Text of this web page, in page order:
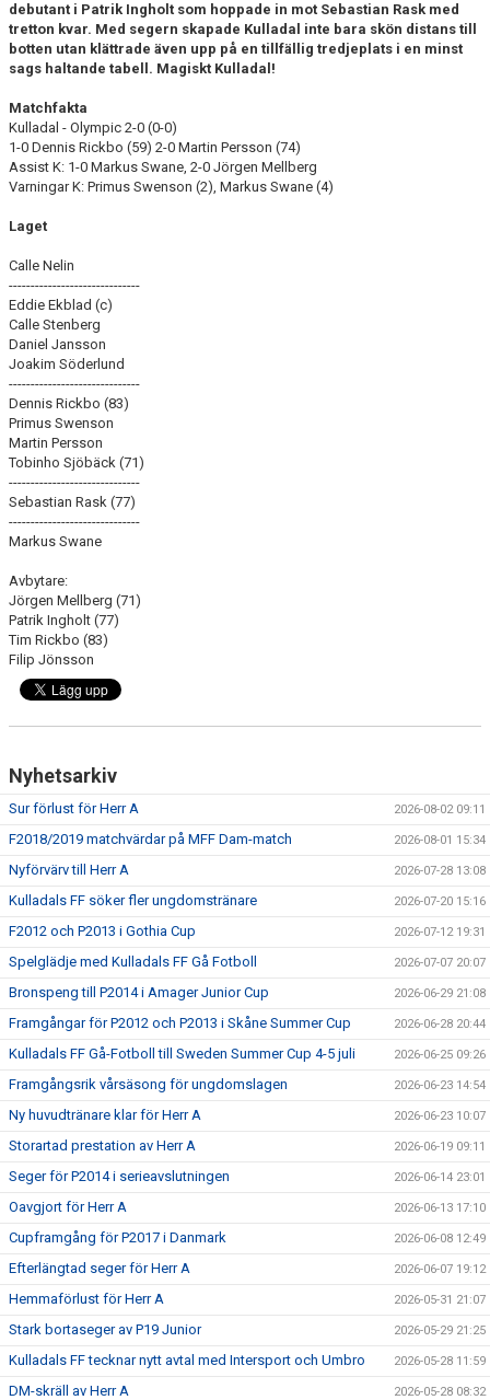
debutant i Patrik Ingholt som hoppade in mot Sebastian Rask med
tretton kvar. Med segern skapade Kulladal inte bara skön distans till
botten utan klättrade även upp på en tillfällig tredjeplats i en minst
sags haltande tabell. Magiskt Kulladal!
Matchfakta
Kulladal - Olympic 2-0 (0-0)
1-0 Dennis Rickbo (59) 2-0 Martin Persson (74)
Assist K: 1-0 Markus Swane, 2-0 Jörgen Mellberg
Varningar K: Primus Swenson (2), Markus Swane (4)
Laget
Calle Nelin
------------------------------
Eddie Ekblad (c)
Calle Stenberg
Daniel Jansson
Joakim Söderlund
------------------------------
Dennis Rickbo (83)
Primus Swenson
Martin Persson
Tobinho Sjöbäck (71)
------------------------------
Sebastian Rask (77)
------------------------------
Markus Swane
Avbytare:
Jörgen Mellberg (71)
Patrik Ingholt (77)
Tim Rickbo (83)
Filip Jönsson
Nyhetsarkiv
Sur förlust för Herr A 2026-08-02 09:11
F2018/2019 matchvärdar på MFF Dam-match 2026-08-01 15:34
Nyförvärv till Herr A 2026-07-28 13:08
Kulladals FF söker fler ungdomstränare 2026-07-20 15:16
F2012 och P2013 i Gothia Cup 2026-07-12 19:31
Spelglädje med Kulladals FF Gå Fotboll 2026-07-07 20:07
Bronspeng till P2014 i Amager Junior Cup 2026-06-29 21:08
Framgångar för P2012 och P2013 i Skåne Summer Cup 2026-06-28 20:44
Kulladals FF Gå-Fotboll till Sweden Summer Cup 4-5 juli 2026-06-25 09:26
Framgångsrik vårsäsong för ungdomslagen 2026-06-23 14:54
Ny huvudtränare klar för Herr A 2026-06-23 10:07
Storartad prestation av Herr A 2026-06-19 09:11
Seger för P2014 i serieavslutningen 2026-06-14 23:01
Oavgjort för Herr A 2026-06-13 17:10
Cupframgång för P2017 i Danmark 2026-06-08 12:49
Efterlängtad seger för Herr A 2026-06-07 19:12
Hemmaförlust för Herr A 2026-05-31 21:07
Stark bortaseger av P19 Junior 2026-05-29 21:25
Kulladals FF tecknar nytt avtal med Intersport och Umbro 2026-05-28 11:59
DM-skräll av Herr A 2026-05-28 08:32